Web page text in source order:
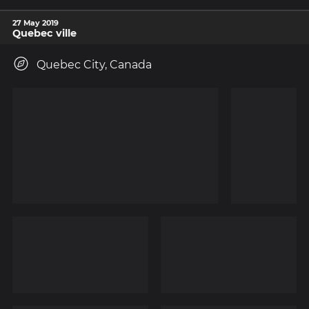
27 May 2019
Quebec ville
Quebec City, Canada